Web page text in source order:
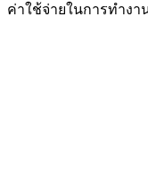
ค่าใช้จ่ายในการทำงา